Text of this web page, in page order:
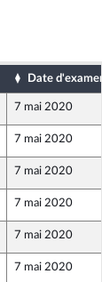
Date d'examen
7 mai 2020
7 mai 2020
7 mai 2020
7 mai 2020
7 mai 2020
7 mai 2020